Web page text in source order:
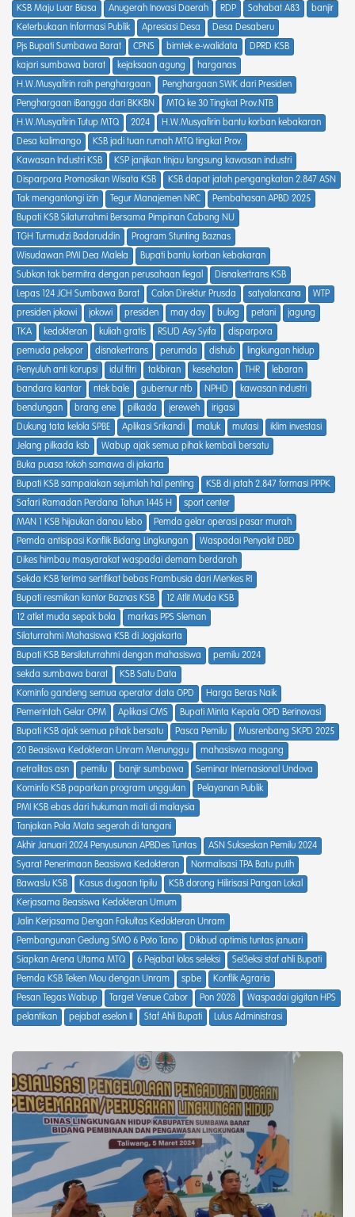
KSB Maju Luar Biasa
Anugerah Inovasi Daerah RDP Sahabat A83
banjir
Keterbukaan Informasi Publik
Apresiasi Desa
Desa Desaberu
Pjs Bupati Sumbawa Barat
CPNS bimtek e-walidata
DPRD KSB
kajari sumbawa barat
kejaksaan agung
harganas
H.W.Musyafirin raih penghargaan
Penghargaan SWK dari Presiden
Penghargaan iBangga dari BKKBN
MTQ ke 30 Tingkat Prov.NTB
H.W.Musyafirin Tutup MTQ
2024
H.W.Musyafirin bantu korban kebakaran
Desa kalimango
KSB jadi tuan rumah MTQ tingkat Prov.
Kawasan Industri KSB
KSP janjikan tinjau langsung kawasan industri
Disparpora Promosikan Wisata KSB
KSB dapat jatah pengangkatan 2.847 ASN
Tak mengantongi izin
Tegur Manajemen NRC
Pembahasan APBD 2025
Bupati KSB Silaturrahmi Bersama Pimpinan Cabang NU
TGH Turmudzi Badaruddin
Program Stunting Baznas
Wisudawan PMI Dea Malela
Bupati bantu korban kebakaran
Subkon tak bermitra dengan perusahaan Ilegal
Disnakertrans KSB
Lepas 124 JCH Sumbawa Barat
Calon Direktur Prusda satyalancana
WTP
presiden jokowi
jokowi presiden may day bulog petani
jagung
TKA
kedokteran kuliah gratis RSUD Asy Syifa
disparpora
pemuda pelopor
disnakertrans perumda dishub
lingkungan hidup
Penyuluh anti korupsi
idul fitri takbiran kesehatan THR
lebaran
bandara kiantar
ntek bale gubernur ntb NPHD
kawasan industri
bendungan
brang ene pilkada jereweh
irigasi
Dukung tata kelola SPBE
Aplikasi Srikandi maluk mutasi
iklim investasi
Jelang pilkada ksb
Wabup ajak semua pihak kembali bersatu
Buka puasa tokoh samawa di jakarta
Bupati KSB sampaiakan sejumlah hal penting
KSB di jatah 2.847 formasi PPPK
Safari Ramadan Perdana Tahun 1445 H
sport center
MAN 1 KSB hijaukan danau lebo
Pemda gelar operasi pasar murah
Pemda antisipasi Konflik Bidang Lingkungan
Waspadai Penyakit DBD
Dikes himbau masyarakat waspadai demam berdarah
Sekda KSB terima sertifikat bebas Frambusia dari Menkes RI
Bupati resmikan kantor Baznas KSB
12 Atlit Muda KSB
12 atlet muda sepak bola
markas PPS Sleman
Silaturrahmi Mahasiswa KSB di Jogjakarta
Bupati KSB Bersilaturrahmi dengan mahasiswa
pemilu 2024
sekda sumbawa barat
KSB Satu Data
Kominfo gandeng semua operator data OPD
Harga Beras Naik
Pemerintah Gelar OPM
Aplikasi CMS
Bupati Minta Kepala OPD Berinovasi
Bupati KSB ajak semua pihak bersatu
Pasca Pemilu
Musrenbang SKPD 2025
20 Beasiswa Kedokteran Unram Menunggu
mahasiswa magang
netralitas asn
pemilu banjir sumbawa
Seminar Internasional Undova
Kominfo KSB paparkan program unggulan
Pelayanan Publik
PMI KSB ebas dari hukuman mati di malaysia
Tanjakan Pola Mata segerah di tangani
Akhir Januari 2024 Penyusunan APBDes Tuntas
ASN Sukseskan Pemilu 2024
Syarat Penerimaan Beasiswa Kedokteran
Normalisasi TPA Batu putih
Bawaslu KSB
Kasus dugaan tipilu
KSB dorong Hilirisasi Pangan Lokal
Kerjasama Beasiswa Kedokteran Umum
Jalin Kerjasama Dengan Fakultas Kedokteran Unram
Pembangunan Gedung SMO 6 Poto Tano
Dikbud optimis tuntas januari
Siapkan Arena Utama MTQ
6 Pejabat lolos seleksi
Sel3eksi staf ahli Bupati
Pemda KSB Teken Mou dengan Unram
spbe
Konflik Agraria
Pesan Tegas Wabup
Target Venue Cabor Pon 2028
Waspadai gigitan HPS
pelantikan
pejabat eselon II Staf Ahli Bupati Lulus Administrasi